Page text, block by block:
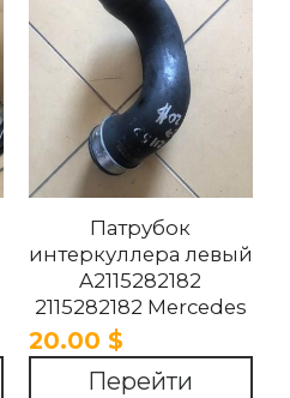
Патрубок
интеркуллера левый
A2115282182
2115282182 Mercedes
W211 2002-2009
20.00 $
Перейти